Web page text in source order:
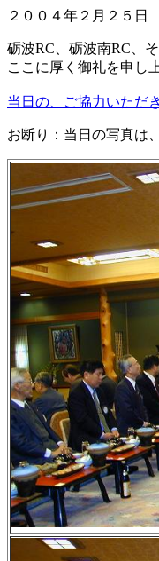
２００４年２月２５
砺波RC、砺波南RC、
ここに厚く御礼を申し
当日の、ご協力いただ
お断り：当日の写真は